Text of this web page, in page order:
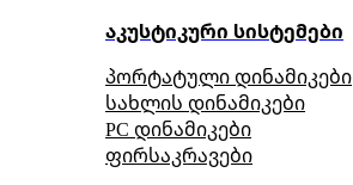
აკუსტიკური სისტემები
პორტატული დინამიკები
სახლის დინამიკები
PC დინამიკები
ფირსაკრავები